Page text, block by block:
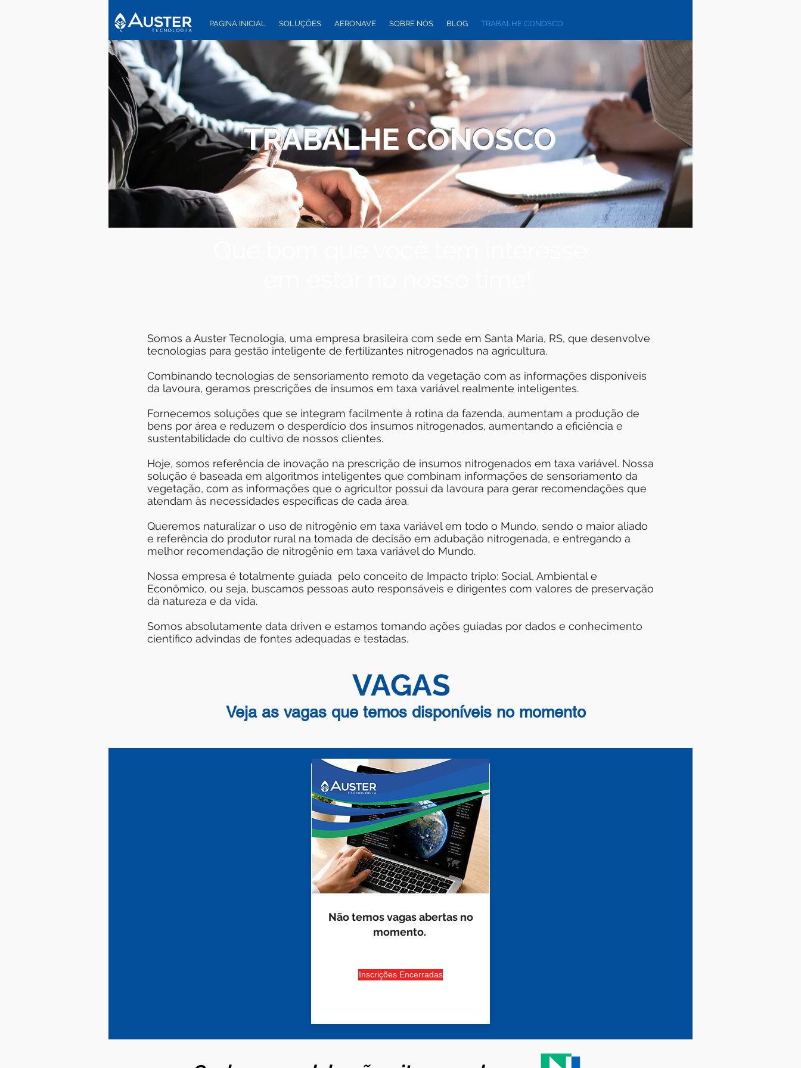
PAGINA INICIAL SOLUÇÕES AERONAVE SOBRE NÓS BLOG TRABALHE CONOSCO
TRABALHE CONOSCO
Somos a Auster Tecnologia, uma empresa brasileira com sede em Santa Maria, RS, que desenvolve
tecnologias para gestão inteligente de fertilizantes nitrogenados na agricultura.
Combinando tecnologias de sensoriamento remoto da vegetação com as informações disponíveis
da lavoura, geramos prescrições de insumos em taxa variável realmente inteligentes.
Fornecemos soluções que se integram facilmente à rotina da fazenda, aumentam a produção de
bens por área e reduzem o desperdício dos insumos nitrogenados, aumentando a eficiência e
sustentabilidade do cultivo de nossos clientes.
Hoje, somos referência de inovação na prescrição de insumos nitrogenados em taxa variável. Nossa
solução é baseada em algoritmos inteligentes que combinam informações de sensoriamento da
vegetação, com as informações que o agricultor possui da lavoura para gerar recomendações que
atendam às necessidades específicas de cada área.
Queremos naturalizar o uso de nitrogênio em taxa variável em todo o Mundo, sendo o maior aliado
e referência do produtor rural na tomada de decisão em adubação nitrogenada, e entregando a
melhor recomendação de nitrogênio em taxa variável do Mundo.
Nossa empresa é totalmente guiada pelo conceito de Impacto triplo: Social, Ambiental e
Econômico, ou seja, buscamos pessoas auto responsáveis e dirigentes com valores de preservação
da natureza e da vida.
Somos absolutamente data driven e estamos tomando ações guiadas por dados e conhecimento
científico advindas de fontes adequadas e testadas.
VAGAS
Veja as vagas que temos disponíveis no momento
Não temos vagas abertas no
momento.
Inscrições Encerradas